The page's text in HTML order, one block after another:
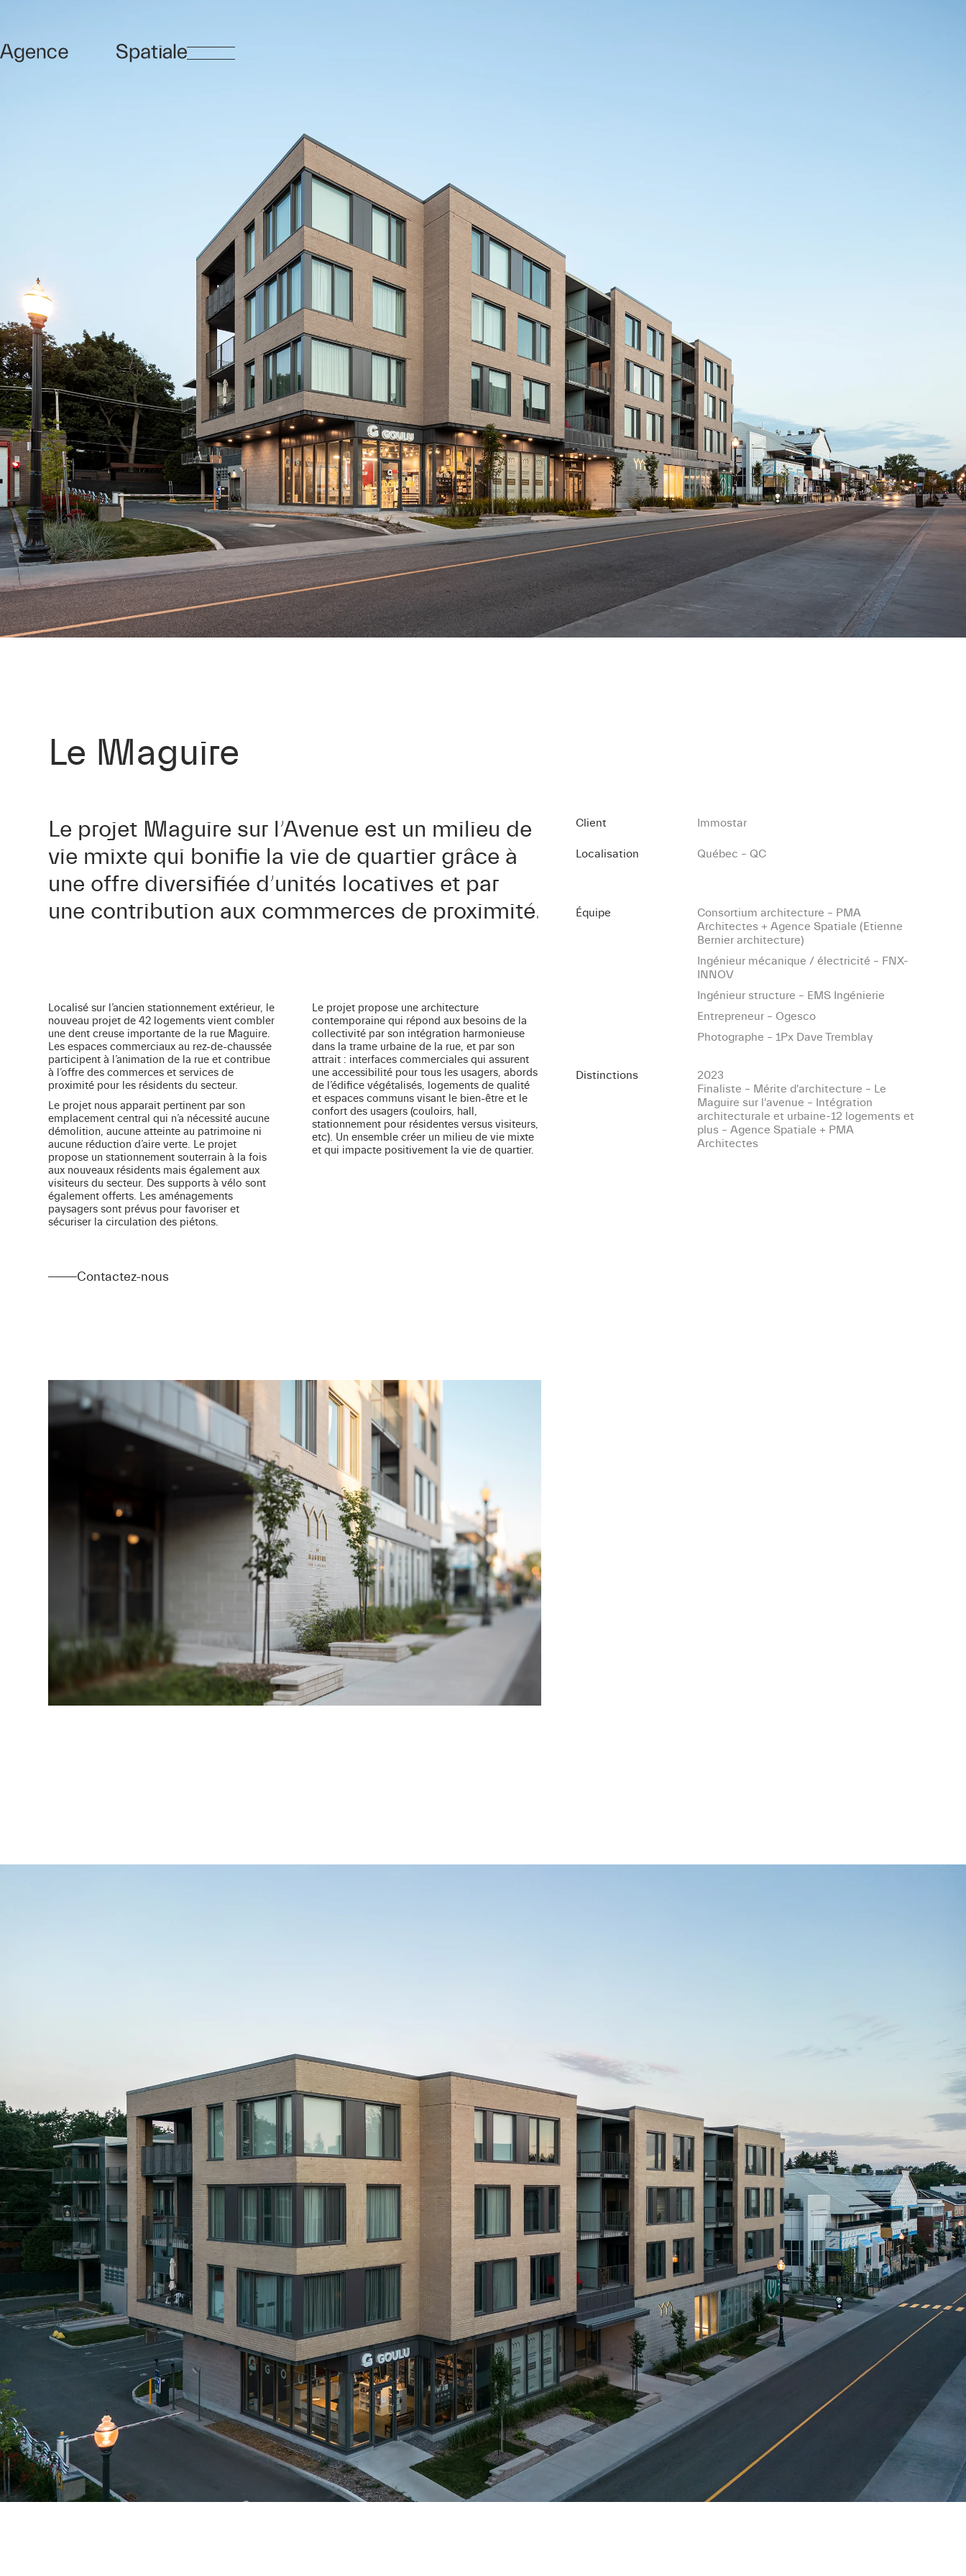
Le Maguire
Client Immostar
Localisation Québec – QC
Équipe
Consortium architecture – PMA
Architectes + Agence Spatiale (Etienne
Bernier architecture)
Ingénieur mécanique / électricité – FNX-
INNOV
Ingénieur structure – EMS Ingénierie
Entrepreneur – Ogesco
Photographe – 1Px Dave Tremblay
Distinctions
2023
Finaliste – Mérite d'architecture – Le
Maguire sur l'avenue – Intégration
architecturale et urbaine-12 logements et
plus – Agence Spatiale + PMA
Architectes
Le projet Maguire sur l’Avenue est un milieu de
vie mixte qui bonifie la vie de quartier grâce à
une offre diversifiée d’unités locatives et par
une contribution aux commerces de proximité.
Localisé sur l’ancien stationnement extérieur, le
nouveau projet de 42 logements vient combler
une dent creuse importante de la rue Maguire.
Les espaces commerciaux au rez-de-chaussée
participent à l’animation de la rue et contribue
à l’offre des commerces et services de
proximité pour les résidents du secteur.
Le projet nous apparait pertinent par son
emplacement central qui n’a nécessité aucune
démolition, aucune atteinte au patrimoine ni
aucune réduction d’aire verte. Le projet
propose un stationnement souterrain à la fois
aux nouveaux résidents mais également aux
visiteurs du secteur. Des supports à vélo sont
également offerts. Les aménagements
paysagers sont prévus pour favoriser et
sécuriser la circulation des piétons.
Le projet propose une architecture
contemporaine qui répond aux besoins de la
collectivité par son intégration harmonieuse
dans la trame urbaine de la rue, et par son
attrait : interfaces commerciales qui assurent
une accessibilité pour tous les usagers, abords
de l’édifice végétalisés, logements de qualité
et espaces communs visant le bien-être et le
confort des usagers (couloirs, hall,
stationnement pour résidentes versus visiteurs,
etc). Un ensemble créer un milieu de vie mixte
et qui impacte positivement la vie de quartier.
Contactez-nous